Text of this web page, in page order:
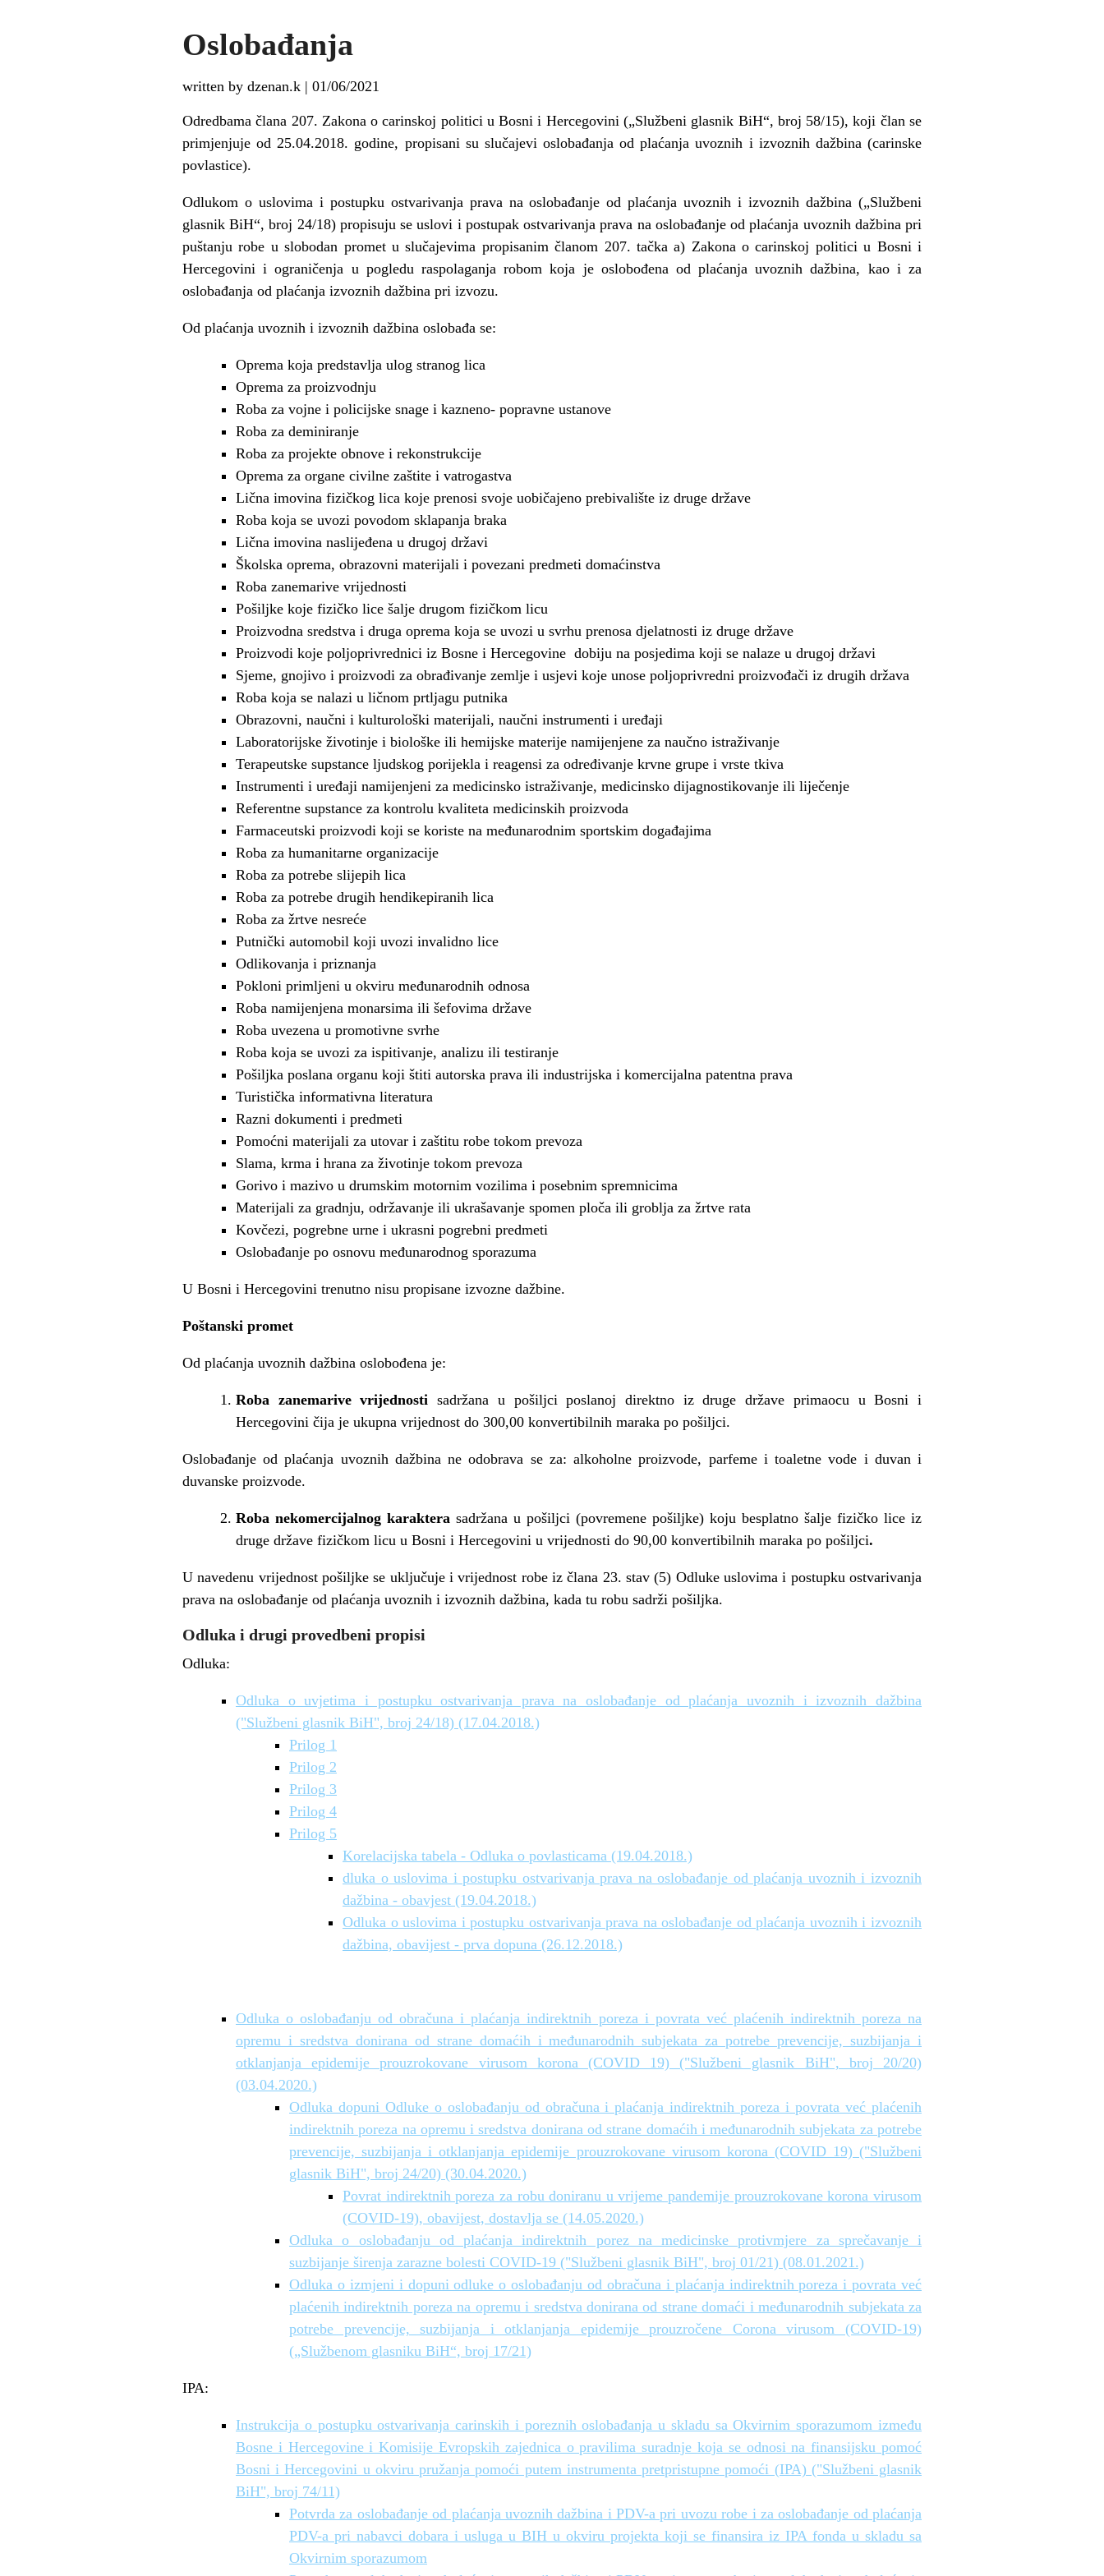
Oslobađanja
written by dzenan.k | 01/06/2021
Odredbama člana 207. Zakona o carinskoj politici u Bosni i Hercegovini („Službeni glasnik BiH“, broj 58/15), koji član se
primjenjuje od 25.04.2018. godine, propisani su slučajevi oslobađanja od plaćanja uvoznih i izvoznih dažbina (carinske
povlastice).
Odlukom o uslovima i postupku ostvarivanja prava na oslobađanje od plaćanja uvoznih i izvoznih dažbina („Službeni
glasnik BiH“, broj 24/18) propisuju se uslovi i postupak ostvarivanja prava na oslobađanje od plaćanja uvoznih dažbina pri
puštanju robe u slobodan promet u slučajevima propisanim članom 207. tačka a) Zakona o carinskoj politici u Bosni i
Hercegovini i ograničenja u pogledu raspolaganja robom koja je oslobođena od plaćanja uvoznih dažbina, kao i za
oslobađanja od plaćanja izvoznih dažbina pri izvozu.
Od plaćanja uvoznih i izvoznih dažbina oslobađa se:
Oprema koja predstavlja ulog stranog lica
Oprema za proizvodnju
Roba za vojne i policijske snage i kazneno- popravne ustanove
Roba za deminiranje
Roba za projekte obnove i rekonstrukcije
Oprema za organe civilne zaštite i vatrogastva
Lična imovina fizičkog lica koje prenosi svoje uobičajeno prebivalište iz druge države
Roba koja se uvozi povodom sklapanja braka
Lična imovina naslijeđena u drugoj državi
Školska oprema, obrazovni materijali i povezani predmeti domaćinstva
Roba zanemarive vrijednosti
Pošiljke koje fizičko lice šalje drugom fizičkom licu
Proizvodna sredstva i druga oprema koja se uvozi u svrhu prenosa djelatnosti iz druge države
Proizvodi koje poljoprivrednici iz Bosne i Hercegovine dobiju na posjedima koji se nalaze u drugoj državi
Sjeme, gnojivo i proizvodi za obrađivanje zemlje i usjevi koje unose poljoprivredni proizvođači iz drugih država
Roba koja se nalazi u ličnom prtljagu putnika
Obrazovni, naučni i kulturološki materijali, naučni instrumenti i uređaji
Laboratorijske životinje i biološke ili hemijske materije namijenjene za naučno istraživanje
Terapeutske supstance ljudskog porijekla i reagensi za određivanje krvne grupe i vrste tkiva
Instrumenti i uređaji namijenjeni za medicinsko istraživanje, medicinsko dijagnostikovanje ili liječenje
Referentne supstance za kontrolu kvaliteta medicinskih proizvoda
Farmaceutski proizvodi koji se koriste na međunarodnim sportskim događajima
Roba za humanitarne organizacije
Roba za potrebe slijepih lica
Roba za potrebe drugih hendikepiranih lica
Roba za žrtve nesreće
Putnički automobil koji uvozi invalidno lice
Odlikovanja i priznanja
Pokloni primljeni u okviru međunarodnih odnosa
Roba namijenjena monarsima ili šefovima države
Roba uvezena u promotivne svrhe
Roba koja se uvozi za ispitivanje, analizu ili testiranje
Pošiljka poslana organu koji štiti autorska prava ili industrijska i komercijalna patentna prava
Turistička informativna literatura
Razni dokumenti i predmeti
Pomoćni materijali za utovar i zaštitu robe tokom prevoza
Slama, krma i hrana za životinje tokom prevoza
Gorivo i mazivo u drumskim motornim vozilima i posebnim spremnicima
Materijali za gradnju, održavanje ili ukrašavanje spomen ploča ili groblja za žrtve rata
Kovčezi, pogrebne urne i ukrasni pogrebni predmeti
Oslobađanje po osnovu međunarodnog sporazuma
U Bosni i Hercegovini trenutno nisu propisane izvozne dažbine.
Poštanski promet
Od plaćanja uvoznih dažbina oslobođena je:
Roba zanemarive vrijednosti sadržana u pošiljci poslanoj direktno iz druge države primaocu u Bosni i
Hercegovini čija je ukupna vrijednost do 300,00 konvertibilnih maraka po pošiljci.
Oslobađanje od plaćanja uvoznih dažbina ne odobrava se za: alkoholne proizvode, parfeme i toaletne vode i duvan i
duvanske proizvode.
Roba nekomercijalnog karaktera sadržana u pošiljci (povremene pošiljke) koju besplatno šalje fizičko lice iz
druge države fizičkom licu u Bosni i Hercegovini u vrijednosti do 90,00 konvertibilnih maraka po pošiljci.
U navedenu vrijednost pošiljke se uključuje i vrijednost robe iz člana 23. stav (5) Odluke uslovima i postupku ostvarivanja
prava na oslobađanje od plaćanja uvoznih i izvoznih dažbina, kada tu robu sadrži pošiljka.
Odluka i drugi provedbeni propisi
Odluka:
Odluka o uvjetima i postupku ostvarivanja prava na oslobađanje od plaćanja uvoznih i izvoznih dažbina
("Službeni glasnik BiH", broj 24/18) (17.04.2018.)
Prilog 1
Prilog 2
Prilog 3
Prilog 4
Prilog 5
Korelacijska tabela - Odluka o povlasticama (19.04.2018.)
dluka o uslovima i postupku ostvarivanja prava na oslobađanje od plaćanja uvoznih i izvoznih
dažbina - obavjest (19.04.2018.)
Odluka o uslovima i postupku ostvarivanja prava na oslobađanje od plaćanja uvoznih i izvoznih
dažbina, obavijest - prva dopuna (26.12.2018.)
Odluka o oslobađanju od obračuna i plaćanja indirektnih poreza i povrata već plaćenih indirektnih poreza na
opremu i sredstva donirana od strane domaćih i međunarodnih subjekata za potrebe prevencije, suzbijanja i
otklanjanja epidemije prouzrokovane virusom korona (COVID 19) ("Službeni glasnik BiH", broj 20/20)
(03.04.2020.)
Odluka dopuni Odluke o oslobađanju od obračuna i plaćanja indirektnih poreza i povrata već plaćenih
indirektnih poreza na opremu i sredstva donirana od strane domaćih i međunarodnih subjekata za potrebe
prevencije, suzbijanja i otklanjanja epidemije prouzrokovane virusom korona (COVID 19) ("Službeni
glasnik BiH", broj 24/20) (30.04.2020.)
Povrat indirektnih poreza za robu doniranu u vrijeme pandemije prouzrokovane korona virusom
(COVID-19), obavijest, dostavlja se (14.05.2020.)
Odluka o oslobađanju od plaćanja indirektnih porez na medicinske protivmjere za sprečavanje i
suzbijanje širenja zarazne bolesti COVID-19 ("Službeni glasnik BiH", broj 01/21) (08.01.2021.)
Odluka o izmjeni i dopuni odluke o oslobađanju od obračuna i plaćanja indirektnih poreza i povrata već
plaćenih indirektnih poreza na opremu i sredstva donirana od strane domaći i međunarodnih subjekata za
potrebe prevencije, suzbijanja i otklanjanja epidemije prouzročene Corona virusom (COVID-19)
(„Službenom glasniku BiH“, broj 17/21)
IPA:
Instrukcija o postupku ostvarivanja carinskih i poreznih oslobađanja u skladu sa Okvirnim sporazumom između
Bosne i Hercegovine i Komisije Evropskih zajednica o pravilima suradnje koja se odnosi na finansijsku pomoć
Bosni i Hercegovini u okviru pružanja pomoći putem instrumenta pretpristupne pomoći (IPA) ("Službeni glasnik
BiH", broj 74/11)
Potvrda za oslobađanje od plaćanja uvoznih dažbina i PDV-a pri uvozu robe i za oslobađanje od plaćanja
PDV-a pri nabavci dobara i usluga u BIH u okviru projekta koji se finansira iz IPA fonda u skladu sa
Okvirnim sporazumom